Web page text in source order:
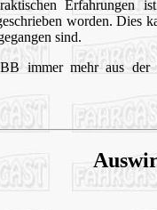
Erfahrungen
worden. Dies
sind.
immer mehr aus der